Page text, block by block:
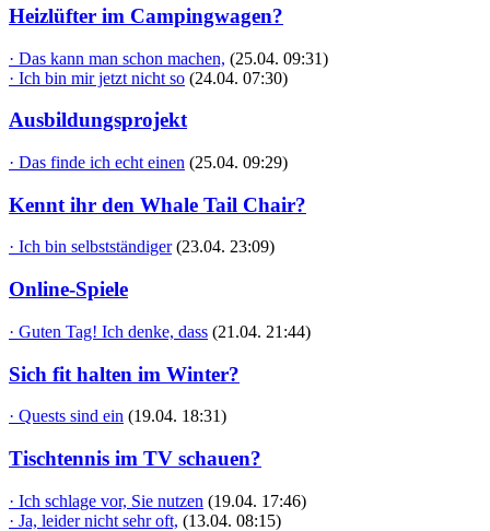
Heizlüfter im Campingwagen?
· Das kann man schon machen, (25.04. 09:31)
· Ich bin mir jetzt nicht so (24.04. 07:30)
Ausbildungsprojekt
· Das finde ich echt einen (25.04. 09:29)
Kennt ihr den Whale Tail Chair?
· Ich bin selbstständiger (23.04. 23:09)
Online-Spiele
· Guten Tag! Ich denke, dass (21.04. 21:44)
Sich fit halten im Winter?
· Quests sind ein (19.04. 18:31)
Tischtennis im TV schauen?
· Ich schlage vor, Sie nutzen (19.04. 17:46)
· Ja, leider nicht sehr oft, (13.04. 08:15)